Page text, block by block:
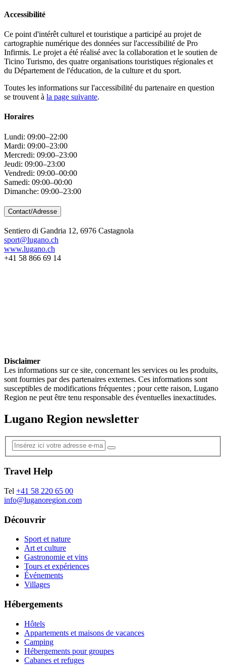
Accessibilité
Ce point d'intérêt culturel et touristique a participé au projet de
cartographie numérique des données sur l'accessibilité de Pro
Infirmis. Le projet a été réalisé avec la collaboration et le soutien de
Ticino Turismo, des quatre organisations touristiques régionales et
du Département de l'éducation, de la culture et du sport.
Toutes les informations sur l'accessibilité du partenaire en question
se trouvent à la page suivante.
Horaires
Lundi: 09:00–22:00
Mardi: 09:00–23:00
Mercredi: 09:00–23:00
Jeudi: 09:00–23:00
Vendredi: 09:00–00:00
Samedi: 09:00–00:00
Dimanche: 09:00–23:00
Contact/Adresse
Sentiero di Gandria 12, 6976 Castagnola
sport@lugano.ch
www.lugano.ch
+41 58 866 69 14
Disclaimer
Les informations sur ce site, concernant les services ou les produits,
sont fournies par des partenaires externes. Ces informations sont
susceptibles de modifications fréquentes ; pour cette raison, Lugano
Region ne peut être tenu responsable des éventuelles inexactitudes.
Lugano Region newsletter
Travel Help
Tel +41 58 220 65 00
info@luganoregion.com
Découvrir
Sport et nature
Art et culture
Gastronomie et vins
Tours et expériences
Événements
Villages
Hébergements
Hôtels
Appartements et maisons de vacances
Camping
Hébergements pour groupes
Cabanes et refuges